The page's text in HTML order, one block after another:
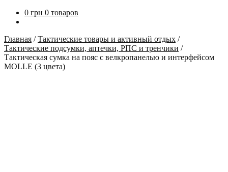
0 грн 0 товаров
Главная /Тактические товары и активный отдых /
Тактические подсумки, аптечки, РПС и тренчики /
Тактическая сумка на пояс с велкропанелью и интерфейсом
MOLLE (3 цвета)